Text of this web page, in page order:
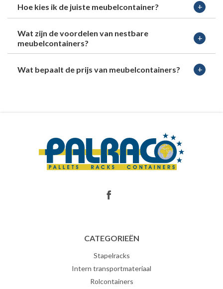
Hoe kies ik de juiste meubelcontainer?
Wat zijn de voordelen van nestbare
meubelcontainers?
Wat bepaalt de prijs van meubelcontainers?
CATEGORIEËN
Stapelracks
Intern transportmateriaal
Rolcontainers